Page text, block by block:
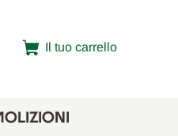
Il tuo carrello